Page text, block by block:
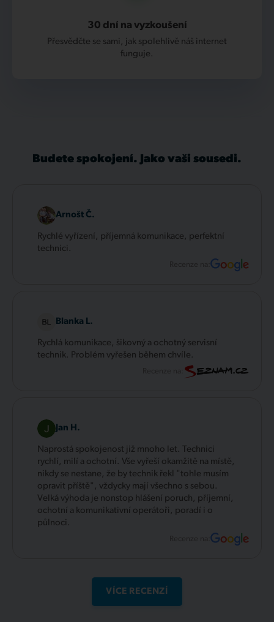
30 dní na vyzkoušení
Přesvědčte se sami, jak spolehlivě náš internet
funguje.
Budete spokojení. Jako vaši sousedi.
Arnošt Č.
Rychlé vyřízení, příjemná komunikace, perfektní
technici.
Recenze na:
Blanka L.
Rychlá komunikace, šikovný a ochotný servisní
technik. Problém vyřešen během chvíle.
Jan H.
Naprostá spokojenost již mnoho let. Technici
rychlí, milí a ochotní. Vše vyřeší okamžitě na místě,
nikdy se nestane, že by technik řekl "tohle musím
opravit příště", vždycky mají všechno s sebou.
Velká výhoda je nonstop hlášení poruch, příjemní,
ochotní a komunikativní operátoři, poradí i o
půlnoci.
Recenze na:
VÍCE RECENZÍ